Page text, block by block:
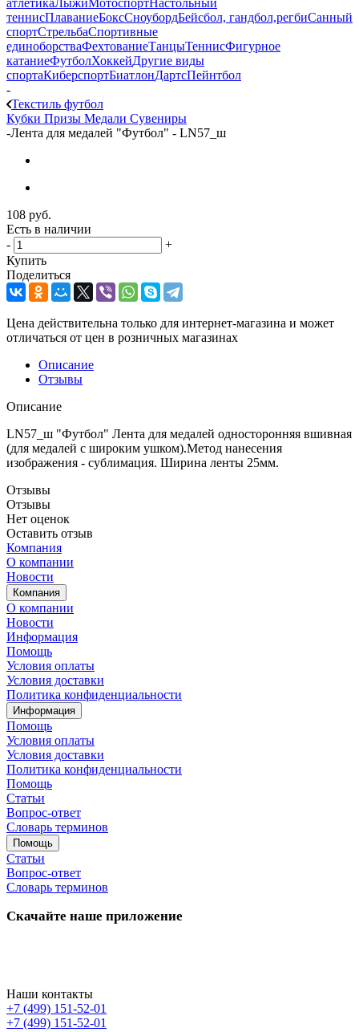
теннисПлаваниеБоксСноубордБейсбол, гандбол,регбиСанный
спортСтрельбаСпортивные
единоборстваФехтованиеТанцыТеннисФигурное
катаниеФутболХоккейДругие виды
спортаКиберспортБиатлонДартсПейнтбол
-
Текстиль футбол
Кубки Призы Медали Сувениры
-Лента для медалей "Футбол" - LN57_ш
108 руб.
Есть в наличии
-
+
Купить
Поделиться
Цена действительна только для интернет-магазина и может
отличаться от цен в розничных магазинах
Описание
Отзывы
Описание
LN57_ш "Футбол" Лента для медалей односторонняя вшивная
(для медалей с широким ушком).Метод нанесения
изображения - сублимация. Ширина ленты 25мм.
Отзывы
Отзывы
Нет оценок
Оставить отзыв
Компания
О компании
Новости
Компания
О компании
Новости
Информация
Помощь
Условия оплаты
Условия доставки
Политика конфиденциальности
Информация
Помощь
Условия оплаты
Условия доставки
Политика конфиденциальности
Помощь
Статьи
Вопрос-ответ
Словарь терминов
Помощь
Статьи
Вопрос-ответ
Словарь терминов
Скачайте наше приложение
Наши контакты
+7 (499) 151-52-01
+7 (499) 151-52-01